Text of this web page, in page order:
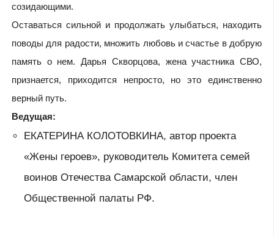
созидающими.
Оставаться сильной и продолжать улыбаться, находить
поводы для радости, множить любовь и счастье в добрую
память о нем. Дарья Скворцова, жена участника СВО,
признается, приходится непросто, но это единственно
верный путь.
Ведущая:
ЕКАТЕРИНА КОЛОТОВКИНА, автор проекта
«Жены героев», руководитель Комитета семей
воинов Отечества Самарской области, член
Общественной палаты РФ.